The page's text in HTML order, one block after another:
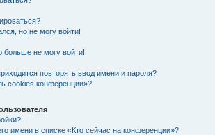
но не могу войти!
больше не могу войти!
повторять ввод имени и пароля?
cookies конференции»?
имени в списке «Кто сейчас на конференции»?